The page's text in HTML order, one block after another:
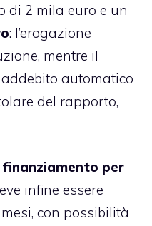
di 2 mila euro e un
: l’erogazione
mentre il
automatico
del rapporto,
finanziamento per
infine essere
con possibilità